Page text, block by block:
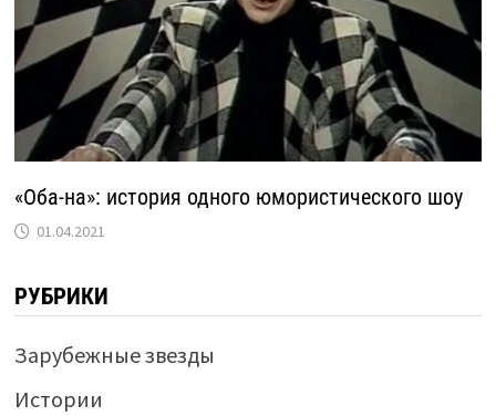
«Оба-на»: история одного юмористического шоу
01.04.2021
РУБРИКИ
Зарубежные звезды
Истории